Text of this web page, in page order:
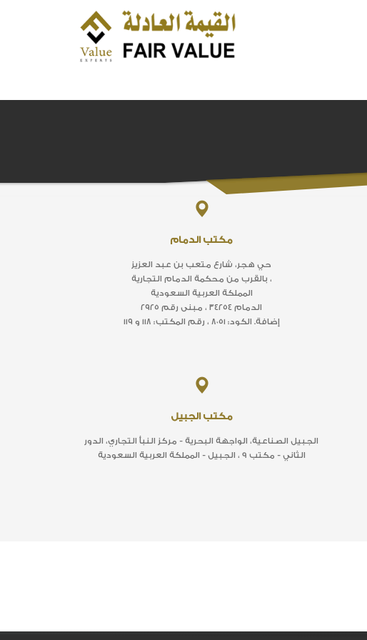
مكتب الدمام
حي هجر، شارع متعب بن عبد العزيز
بالقرب من محكمة الدمام التجارية ،
المملكة العربية السعودية
الدمام ٣٤٢٥٤ ، مبنى رقم ٢٩٢٥
إضافة. الكود: ٨٠٥١ ، رقم المكتب: ١١٨ و ١١٩
مكتب الجبيل
الجبيل الصناعية، الواجهة البحرية - مركز النبأ التجاري، الدور
الثاني - مكتب 9 ، الجبيل - المملكة العربية السعودية